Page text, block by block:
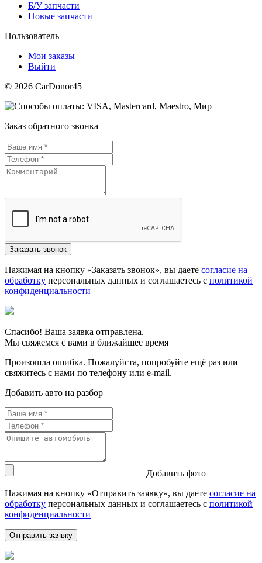
Б/У запчасти
Новые запчасти
Пользователь
Мои заказы
Выйти
© 2026 CarDonor45
Заказ обратного звонка
Нажимая на кнопку «Заказать звонок», вы даете согласие на
обработку персональных данных и соглашаетесь c политикой
конфиденциальности
Спасибо! Ваша заявка отправлена.
Мы свяжемся с вами в ближайшее время
Произошла ошибка. Пожалуйста, попробуйте ещё раз или
свяжитесь с нами по телефону или e-mail.
Добавить авто на разбор
Добавить фото
Нажимая на кнопку «Отправить заявку», вы даете согласие на
обработку персональных данных и соглашаетесь c политикой
конфиденциальности